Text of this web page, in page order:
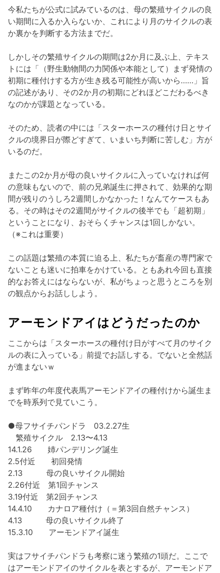
今私たちが公式に試みているのは、母の繁殖サイクルの良
い期間に入るか入らないか、これにより月のサイクルの表
か裏かを判断する方法までだ。
しかしその繁殖サイクルの期間は2か月に及ぶ上、テキス
トには「（野生動物間の力関係や本能として）まず発情の
初期に種付けする方が生き残る可能性が高いから……」旨
の記述があり、その2か月の初期にどれほどこだわるべき
なのかが課題となっている。
そのため、読者の中には「スターホースの種付け日とサイ
クルの境界日が際どすぎて、いまいち判断に苦しむ」方が
いるのだ。
またこの2か月が母の良いサイクルに入っていなければ何
の意味もないので、前の兄弟誕生に押されて、効果的な期
間が残りのうしろ2週間しかなかった！なんてケースもあ
る。その時はその2週間がサイクルの後半でも「超初期」
ということになり、おそらくチャンスは1回しかない。
（※これは重要）
この話題は繁殖の本質に迫る上、私たちが畜産の専門家で
ないことも迷いに拍車をかけている。ともあれ今回も直接
的なお答えにはならないが、私がちょっと思うところを別
の観点からお話ししよう。
アーモンドアイはどうだったのか
ここからは「スターホースの種付け日がすべて月のサイク
ルの表に入っている」前提でお話しする。でないと全然話
が進まないｗ
まず昨年の年度代表馬アーモンドアイの種付けから誕生ま
でを時系列で見ていこう。
●母フサイチパンドラ 03.2.27生
繁殖サイクル 2.13〜4.13
14.1.26 姉パンデリング誕生
2.5付近 初回発情
2.13 母の良いサイクル開始
2.26付近 第1回チャンス
3.19付近 第2回チャンス
14.4.10 カナロア種付け（＝第3回自然チャンス）
4.13 母の良いサイクル終了
15.3.10 アーモンドアイ誕生
実はフサイチパンドラも考察に迷う繁殖の1頭だ。ここで
はアーモンドアイのサイクルを表とするが、アーモンドア